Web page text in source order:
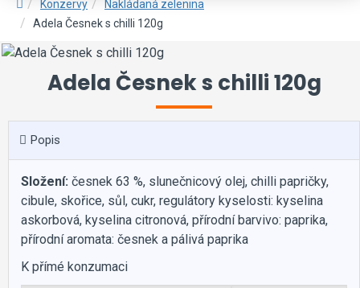
Konzervy
Nakládaná zelenina
Adela Česnek s chilli 120g
Adela Česnek s chilli 120g
Popis
Složení: česnek 63 %, slunečnicový olej, chilli papričky,
cibule, skořice, sůl, cukr, regulátory kyselosti: kyselina
askorbová, kyselina citronová, přírodní barvivo: paprika,
přírodní aromata: česnek a pálivá paprika
K přímé konzumaci